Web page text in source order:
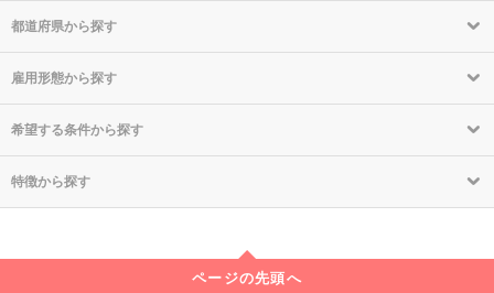
都道府県から探す
雇用形態から探す
希望する条件から探す
特徴から探す
ページの先頭へ